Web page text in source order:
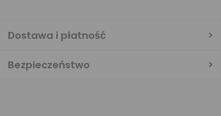
Dostawa i płatność
Bezpieczeństwo